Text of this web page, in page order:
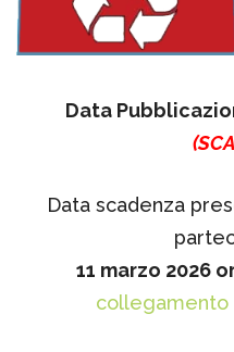
Data
Data scadenza
11 marzo 2026
collegamento